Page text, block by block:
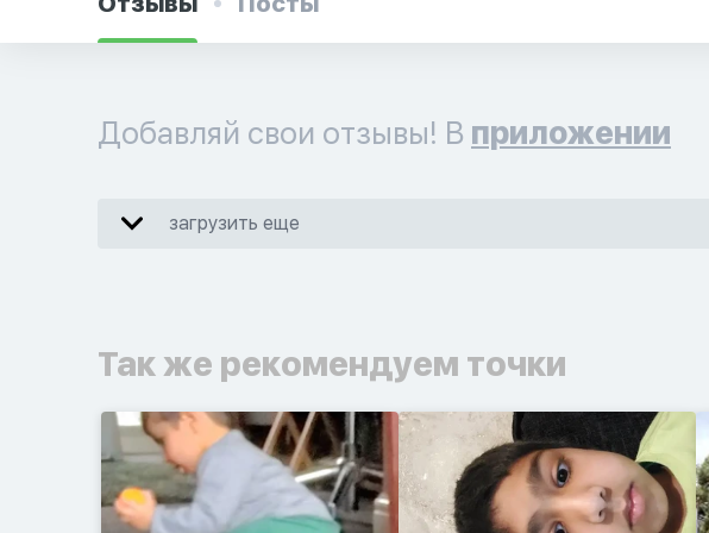
Добавляй свои отзывы! В приложении
загрузить еще
Так же рекомендуем точки